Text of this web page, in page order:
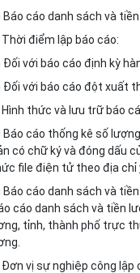
Báo cáo danh sách và
Thời điểm lập báo cáo:
Đối với báo cáo định kỳ
Đối với báo cáo đột xuất
Hình thức và lưu trữ báo
Báo cáo thống kê số
có chữ ký và đóng dấu
file điện tử theo địa chỉ
Báo cáo danh sách và
cáo danh sách và tiền
tỉnh, thành phố trực
Đơn vị sự nghiệp công